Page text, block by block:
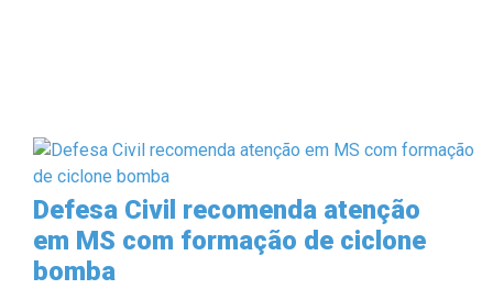
Defesa Civil recomenda atenção
em MS com formação de ciclone
bomba